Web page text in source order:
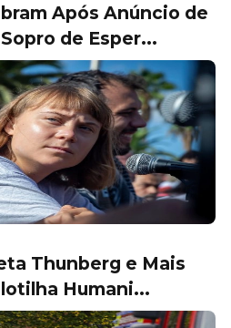
Após Anúncio de
de Esper...
Thunberg e Mais
Humani...